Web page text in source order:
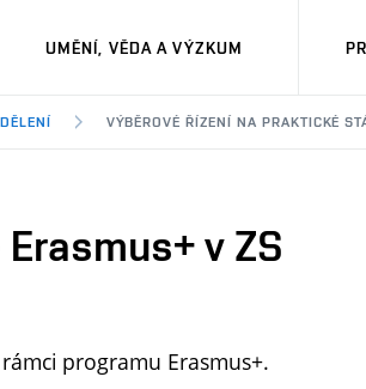
UMĚNÍ, VĚDA A VÝZKUM
VÝBĚROVÉ ŘÍZENÍ NA PRAKTICKÉ
v ZS
programu Erasmus+.